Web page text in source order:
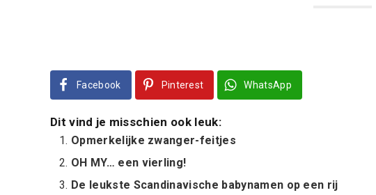
Facebook Pinterest WhatsApp
Dit vind je misschien ook leuk:
Opmerkelijke zwanger-feitjes
OH MY… een vierling!
De leukste Scandinavische babynamen op een rij